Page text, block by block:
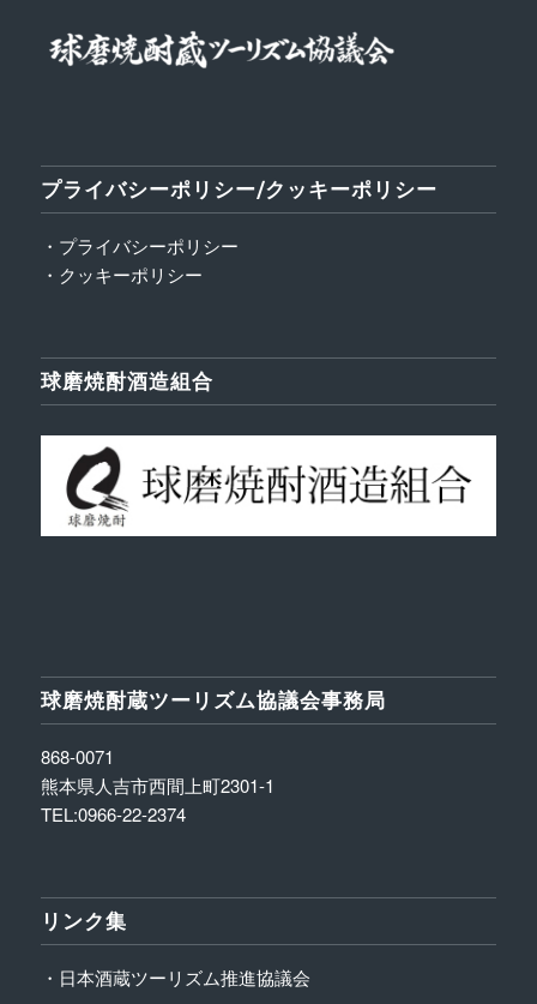
プライバシーポリシー/クッキーポリシー
・プライバシーポリシー
・クッキーポリシー
球磨焼酎酒造組合
球磨焼酎蔵ツーリズム協議会事務局
868-0071
熊本県人吉市西間上町2301-1
TEL:0966-22-2374
リンク集
・日本酒蔵ツーリズム推進協議会